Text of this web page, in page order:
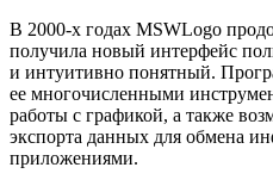
В 2000-х годах MSWLogo
получила новый интерфейс
и интуитивно понятный.
ее многочисленными
работы с графикой, а также
экспорта данных для обмена
приложениями.